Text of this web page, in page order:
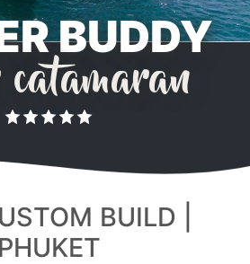
BUDDY
catamaran
BUILD |
PHUKET